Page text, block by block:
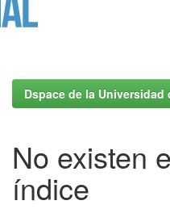
Dspace de la Universidad
No existen
índice